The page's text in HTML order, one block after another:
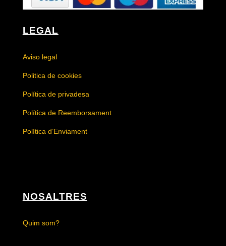
LEGAL
Aviso legal
Politica de cookies
Política de privadesa
Política de Reemborsament
Política d’Enviament
NOSALTRES
Quim som?